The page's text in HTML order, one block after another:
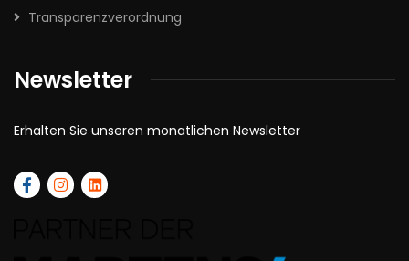
Transparenzverordnung
Newsletter
Erhalten Sie unseren monatlichen Newsletter